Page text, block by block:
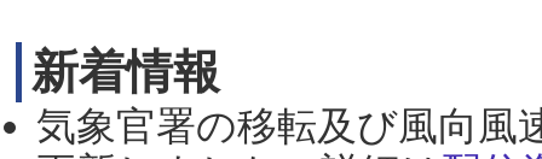
新着情報
気象官署の移転及び風向風